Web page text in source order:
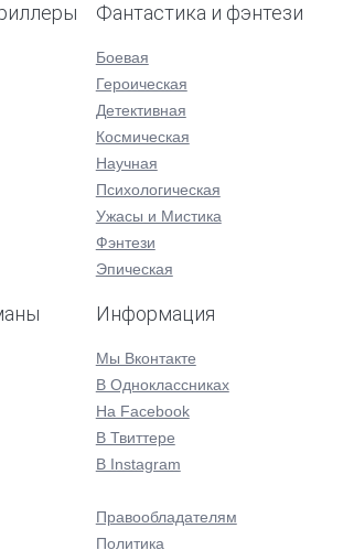
Фантастика и фэнтези
Боевая
Героическая
Детективная
Космическая
Научная
Психологическая
Ужасы и Мистика
Фэнтези
Эпическая
Информация
Мы Вконтакте
В Одноклассниках
На Facebook
В Твиттере
В Instagram
Правообладателям
Политика